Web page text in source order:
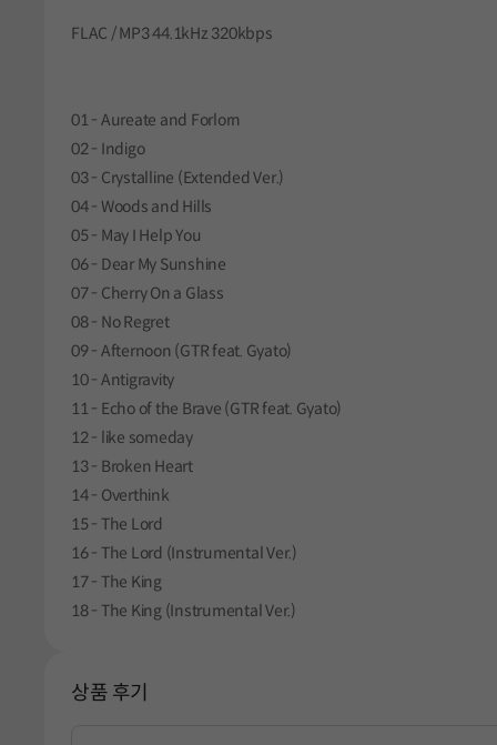
FLAC / MP3 44.1kHz 320kbps
01 - Aureate and Forlorn
02 - Indigo
03 - Crystalline (Extended Ver.)
04 - Woods and Hills
05 - May I Help You
06 - Dear My Sunshine
07 - Cherry On a Glass
08 - No Regret
09 - Afternoon (GTR feat. Gyato)
10 - Antigravity
11 - Echo of the Brave (GTR feat. Gyato)
12 - like someday
13 - Broken Heart
14 - Overthink
15 - The Lord
16 - The Lord (Instrumental Ver.)
17 - The King
18 - The King (Instrumental Ver.)
상품 후기